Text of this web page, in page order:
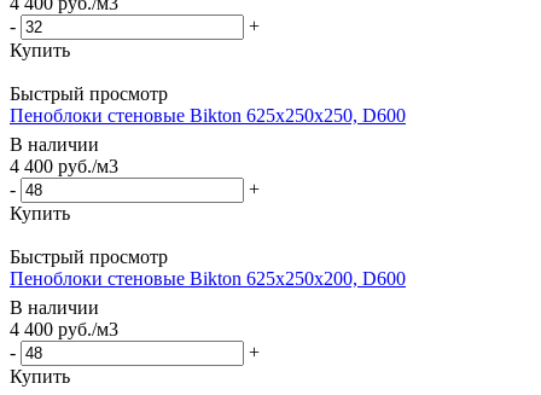
-
+
Купить
Быстрый просмотр
Пеноблоки стеновые Bikton 625х250х250, D600
В наличии
4 400 руб./м3
-
+
Купить
Быстрый просмотр
Пеноблоки стеновые Bikton 625х250х200, D600
В наличии
4 400 руб./м3
-
+
Купить